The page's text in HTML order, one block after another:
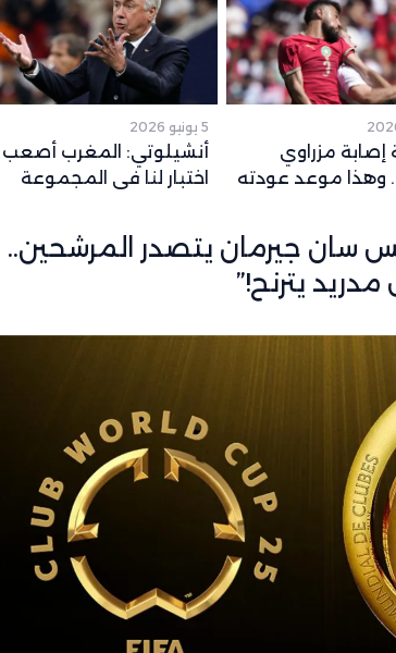
مزراوي
وهذا موعد عودته
5 يونيو 2026
أنشيلوتي: المغرب أصعب
اختبار لنا في المجموعة
سان جيرمان يتصدر المرشحين..
مدريد يترنح!”
من هنا وهناك 28 سبتمبر 2025
نشيد ريال مدريد “هلا مدريد”:
وكلمات أغنية ريال مدريد
بالعربية والإسبانية